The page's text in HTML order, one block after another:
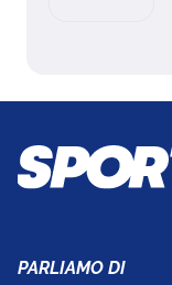
PARLIAMO DI